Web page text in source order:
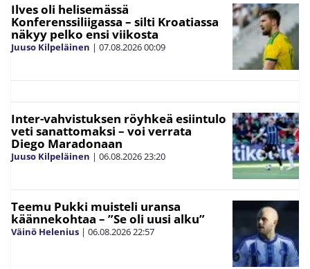
Ilves oli helisemässä
Konferenssiliigassa – silti Kroatiassa
näkyy pelko ensi viikosta
Juuso Kilpeläinen | 07.08.202600:09
Inter-vahvistuksen röyhkeä esiintulo
veti sanattomaksi – voi verrata
Diego Maradonaan
Juuso Kilpeläinen | 06.08.202623:20
Teemu Pukki muisteli uransa
käännekohtaa – ”Se oli uusi alku”
Väinö Helenius | 06.08.202622:57